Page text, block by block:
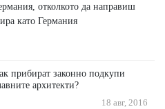
отколкото да направиш
като Германия
прибират законно подкупи
архитекти?
18 авг, 2016